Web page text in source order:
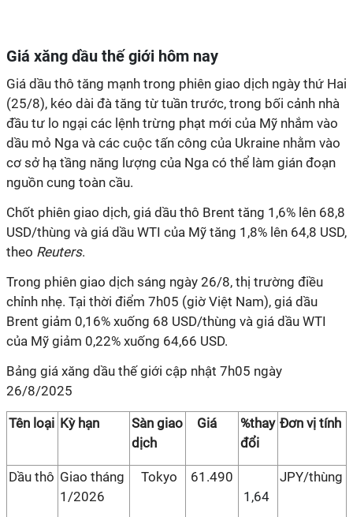
Giá xăng dầu thế giới hôm nay
Giá dầu thô tăng mạnh trong phiên giao dịch ngày thứ Hai
(25/8), kéo dài đà tăng từ tuần trước, trong bối cảnh nhà
đầu tư lo ngại các lệnh trừng phạt mới của Mỹ nhắm vào
dầu mỏ Nga và các cuộc tấn công của Ukraine nhằm vào
cơ sở hạ tầng năng lượng của Nga có thể làm gián đoạn
nguồn cung toàn cầu.
Chốt phiên giao dịch, giá dầu thô Brent tăng 1,6% lên 68,8
USD/thùng và giá dầu WTI của Mỹ tăng 1,8% lên 64,8 USD,
theo Reuters.
Trong phiên giao dịch sáng ngày 26/8, thị trường điều
chỉnh nhẹ. Tại thời điểm 7h05 (giờ Việt Nam), giá dầu
Brent giảm 0,16% xuống 68 USD/thùng và giá dầu WTI
của Mỹ giảm 0,22% xuống 64,66 USD.
Bảng giá xăng dầu thế giới cập nhật 7h05 ngày
26/8/2025
Tên loại Kỳ hạn
Sàn giao
dịch
Giá
%thay
đổi
Đơn vị tính
Dầu thô Giao tháng
1/2026
Tokyo
61.490
1,64
JPY/thùng